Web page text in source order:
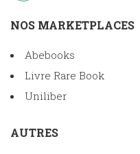
NOS MARKETPLACES
Abebooks
Livre Rare Book
Uniliber
AUTRES